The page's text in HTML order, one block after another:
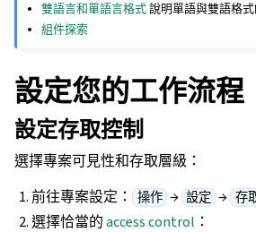
雙語言和單語言格式說明單語與雙語格
組件探索
設定您的工作流程
設定存取控制
選擇專案可見性和存取層級：
前往專案設定： 操作 → 設定 → 存
選擇恰當的access control ：